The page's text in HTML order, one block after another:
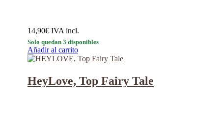
14,90€ IVA incl.
Solo quedan 3 disponibles
Añadir al carrito
HeyLove, Top Fairy Tale